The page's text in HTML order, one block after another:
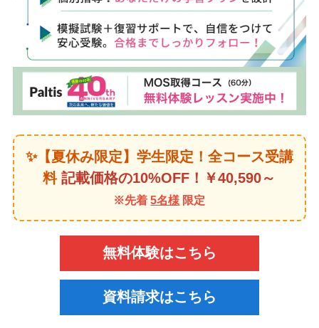
✨【夏休み限定】学生限定！全コース受講
料記載価格の10%OFF！￥40,590～
※先着5名様 限定
無料体験はこちら
資料請求はこちら